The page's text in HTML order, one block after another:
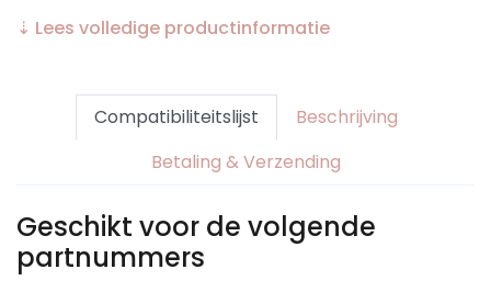
⇣ Lees volledige productinformatie
Compatibiliteitslijst
Beschrijving
Betaling & Verzending
Geschikt voor de volgende
partnummers